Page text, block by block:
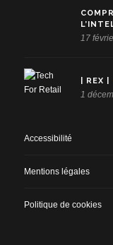
17
| REX |
1
Accessibilité
Mentions légales
Politique de cookies